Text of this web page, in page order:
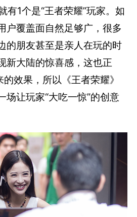
有1个是“王者荣耀”玩家。如
户覆盖面自然足够广，很多
的朋友甚至是亲人在玩的时
新大陆的惊喜感，这也正
的效果，所以《王者荣耀》
场让玩家“大吃一惊”的创意